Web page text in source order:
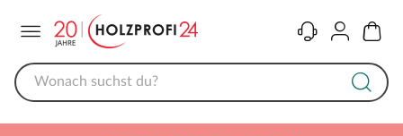
KontaktKonto